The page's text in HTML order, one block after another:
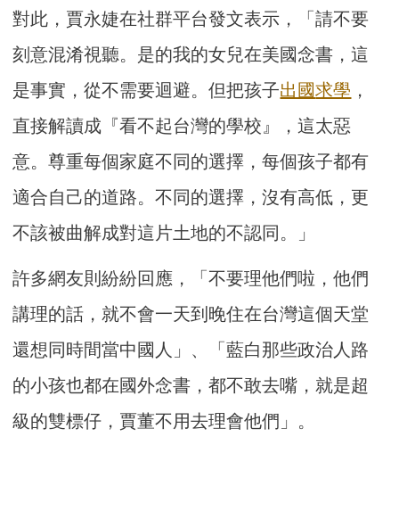
對此，賈永婕在社群平台發文表示，「請不要
刻意混淆視聽。是的我的女兒在美國念書，這
是事實，從不需要迴避。但把孩子出國求學 ，
直接解讀成『看不起台灣的學校』，這太惡
意。尊重每個家庭不同的選擇，每個孩子都有
適合自己的道路。不同的選擇，沒有高低，更
不該被曲解成對這片土地的不認同。」
許多網友則紛紛回應，「不要理他們啦，他們
講理的話，就不會一天到晚住在台灣這個天堂
還想同時間當中國人」、「藍白那些政治人路
的小孩也都在國外念書，都不敢去嘴，就是超
級的雙標仔，賈董不用去理會他們」。